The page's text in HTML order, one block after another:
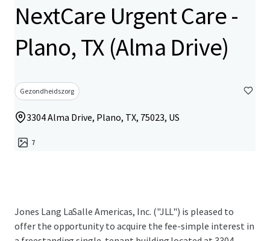
NextCare Urgent Care -
Plano, TX (Alma Drive)
Gezondheidszorg
3304 Alma Drive, Plano, TX, 75023, US
7
Jones Lang LaSalle Americas, Inc. ("JLL") is pleased to
offer the opportunity to acquire the fee-simple interest in